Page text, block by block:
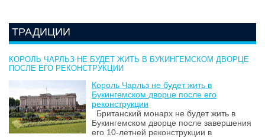
ТРАДИЦИИ
КОРОЛЬ ЧАРЛЬЗ НЕ БУДЕТ ЖИТЬ В БУКИНГЕМСКОМ ДВОРЦЕ
ПОСЛЕ ЕГО РЕКОНСТРУКЦИИ
Король Чарльз не будет жить в
Букингемском дворце после его
реконструкции
Британский монарх не будет жить в
Букингемском дворце после завершения
его 10-летней реконструкции в